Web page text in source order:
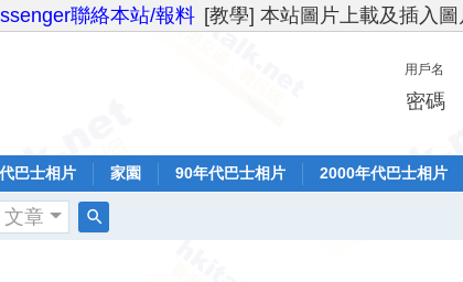
聯絡本站/報料 [教學] 本站圖片上載及插入
用戶名
密碼
巴士相片 家園 90年代巴士相片 2000年代巴士相片
文章